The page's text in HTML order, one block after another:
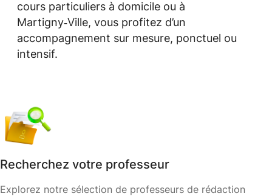
cours particuliers à domicile ou à
Martigny‑Ville, vous profitez d’un
accompagnement sur mesure, ponctuel ou
intensif.
Recherchez votre professeur
Explorez notre sélection de professeurs de rédaction